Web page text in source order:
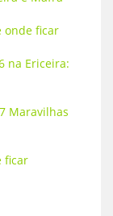
onde ficar
na Ericeira:
Maravilhas
ficar